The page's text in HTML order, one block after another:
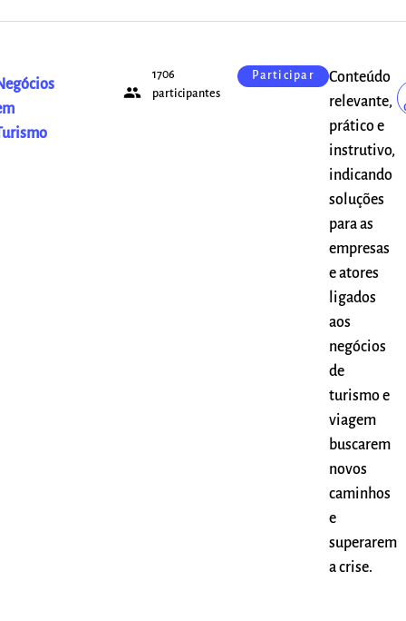
people
1706
participantes
Participar
Conteúdo
relevante,
prático e
instrutivo,
indicando
soluções
para as
empresas
e atores
ligados
aos
negócios
de
turismo e
viagem
buscarem
novos
caminhos
e
superarem
a crise.